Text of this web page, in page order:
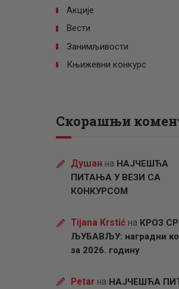
Акције
Вести
Занимљивости
Књижевни конкурс
Скорашњи
Душан на НАЈЧЕШЋА
ПИТАЊА У ВЕЗИ СА
КОНКУРСОМ
Tijana Krstićна КРОЗ
ЉУБАВЉУ: наградни
за 2026. годину
Petarна НАЈЧЕШЋА